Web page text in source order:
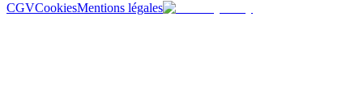
CGVCookiesMentions légales